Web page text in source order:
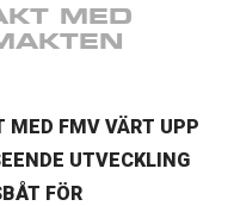
MED
MED FMV VÄRT UPP
UTVECKLING
FÖR